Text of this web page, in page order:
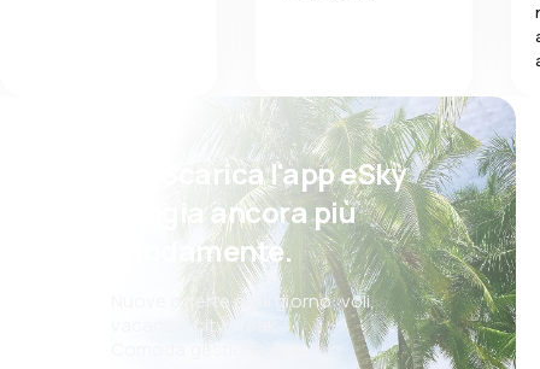
Psst! Scarica l'app eSky
e viaggia ancora più
comodamente.
Nuove offerte ogni giorno: voli,
vacanze, city break
Comoda gestione delle